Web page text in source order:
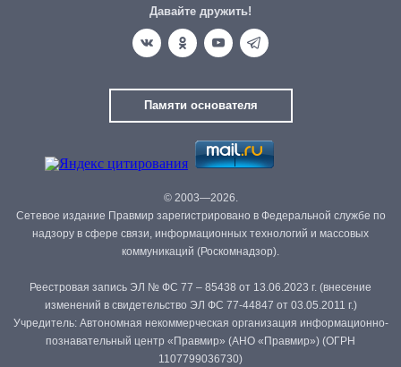
Давайте дружить!
Памяти основателя
© 2003—2026.
Сетевое издание Правмир зарегистрировано в Федеральной службе по
надзору в сфере связи, информационных технологий и массовых
коммуникаций (Роскомнадзор).
Реестровая запись ЭЛ № ФС 77 – 85438 от 13.06.2023 г. (внесение
изменений в свидетельство ЭЛ ФС 77-44847 от 03.05.2011 г.)
Учредитель: Автономная некоммерческая организация информационно-
познавательный центр «Правмир» (АНО «Правмир») (ОГРН
1107799036730)